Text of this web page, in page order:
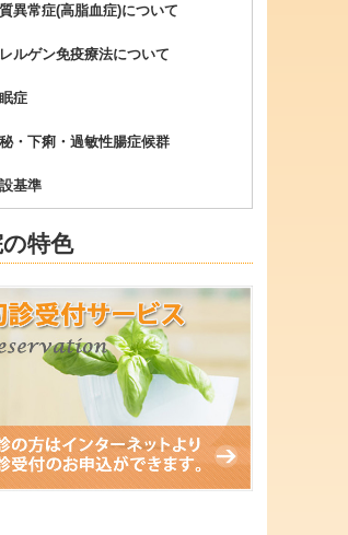
異常症(高脂血症)について
ルゲン免疫療法について
症
・下痢・過敏性腸症候群
基準
特色